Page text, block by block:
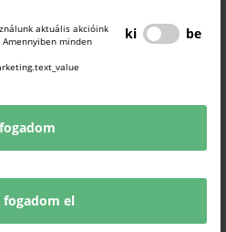
aktuális akcióink
minden
ki be
fogadom el